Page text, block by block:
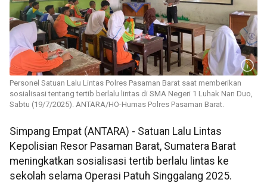
Personel Satuan Lalu Lintas Polres Pasaman Barat saat memberikan
sosialisasi tentang tertib berlalu lintas di SMA Negeri 1 Luhak Nan Duo,
Sabtu (19/7/2025). ANTARA/HO-Humas Polres Pasaman Barat.
Simpang Empat (ANTARA) - Satuan Lalu Lintas
Kepolisian Resor Pasaman Barat, Sumatera Barat
meningkatkan sosialisasi tertib berlalu lintas ke
sekolah selama Operasi Patuh Singgalang 2025.